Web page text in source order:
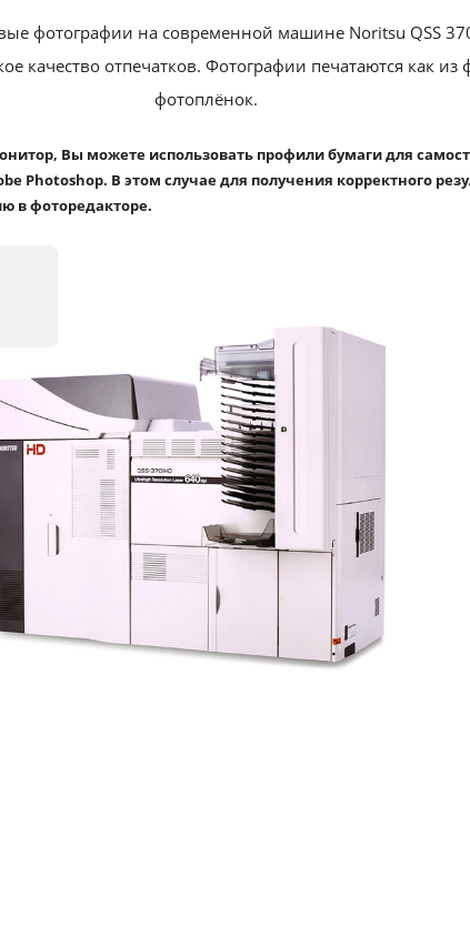
фотографии на современной машине Noritsu QSS
качество отпечатков. Фотографии печатаются как из
фотоплёнок.
Вы можете использовать профили бумаги для
Photoshop. В этом случае для получения корректного
в фоторедакторе.